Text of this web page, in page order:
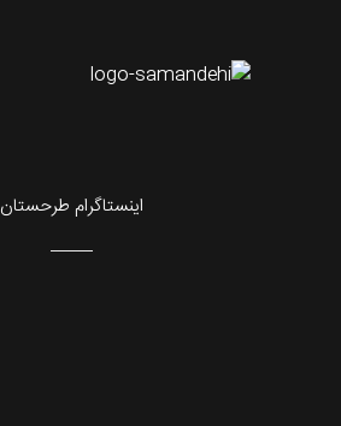
اینستاگرام طرحستان